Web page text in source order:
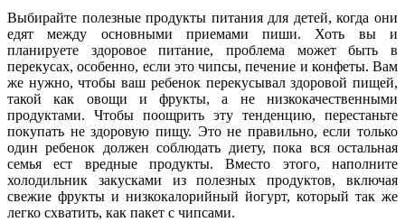
Выбирайте полезные продукты питания для детей, когда они
едят между основными приемами пиши. Хоть вы и
планируете здоровое питание, проблема может быть в
перекусах, особенно, если это чипсы, печение и конфеты. Вам
же нужно, чтобы ваш ребенок перекусывал здоровой пищей,
такой как овощи и фрукты, а не низкокачественными
продуктами. Чтобы поощрить эту тенденцию, перестаньте
покупать не здоровую пищу. Это не правильно, если только
один ребенок должен соблюдать диету, пока вся остальная
семья ест вредные продукты. Вместо этого, наполните
холодильник закусками из полезных продуктов, включая
свежие фрукты и низкокалорийный йогурт, который так же
легко схватить, как пакет с чипсами.